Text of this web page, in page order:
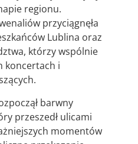
regionu.
przyciągnęła
Lublina oraz
którzy wspólnie
koncertach i
barwny
przeszedł ulicami
momentów